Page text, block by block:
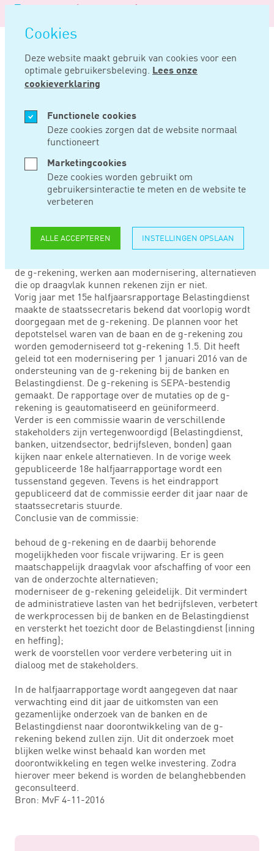
overslaan
Cookies
Deze website maakt gebruik van cookies voor een
optimale gebruikersbeleving. Lees onze
cookieverklaring
Functionele cookies
Deze cookies zorgen dat de website normaal
functioneert
Marketingcookies
Deze cookies worden gebruikt om
gebruikersinteractie te meten en de website te
verbeteren
ALLE ACCEPTEREN INSTELLINGEN OPSLAAN
Logo
Noord
Negentig
Home Nieuws G-rekening: op naar versie 2.0
NOV 08, 2016
G-REKENING: OP
NAAR VERSIE 2.0
Eindrapport van de werkgroep Verkenning afschaffing g-
rekening en eventuele alternatieven naar de Tweede
de g-rekening, werken aan modernisering, alternatieven
die op draagvlak kunnen rekenen zijn er niet.
Vorig jaar met 15e halfjaarsrapportage Belastingdienst
maakte de staatssecretaris bekend dat voorlopig wordt
doorgegaan met de g-rekening. De plannen voor het
depotstelsel waren van de baan en de g-rekening zou
worden gemoderniseerd tot g-rekening 1.5. Dit heeft
geleid tot een modernisering per 1 januari 2016 van de
ondersteuning van de g-rekening bij de banken en
Belastingdienst. De g-rekening is SEPA-bestendig
gemaakt. De rapportage over de mutaties op de g-
rekening is geautomatiseerd en geüniformeerd.
Verder is een commissie waarin de verschillende
stakeholders zijn vertegenwoordigd (Belastingdienst,
banken, uitzendsector, bedrijfsleven, bonden) gaan
kijken naar enkele alternatieven. In de vorige week
gepubliceerde 18e halfjaarrapportage wordt een
tussenstand gegeven. Tevens is het eindrapport
gepubliceerd dat de commissie eerder dit jaar naar de
staatssecretaris stuurde.
Conclusie van de commissie:
behoud de g-rekening en de daarbij behorende
mogelijkheden voor fiscale vrijwaring. Er is geen
maatschappelijk draagvlak voor afschaffing of voor een
van de onderzochte alternatieven;
moderniseer de g-rekening geleidelijk. Dit vermindert
de administratieve lasten van het bedrijfsleven, verbetert
de werkprocessen bij de banken en de Belastingdienst
en versterkt het toezicht door de Belastingdienst (inning
en heffing);
werk de voorstellen voor verdere verbetering uit in
dialoog met de stakeholders.
In de halfjaarrapportage wordt aangegeven dat naar
verwachting eind dit jaar de uitkomsten van een
gezamenlijke onderzoek van de banken en de
Belastingdienst naar doorontwikkeling van de g-
rekening bekend zullen zijn. Uit dit onderzoek moet
blijken welke winst behaald kan worden met
doorontwikkeling en tegen welke investering. Zodra
hierover meer bekend is worden de belanghebbenden
geconsulteerd.
Bron: MvF 4-11-2016